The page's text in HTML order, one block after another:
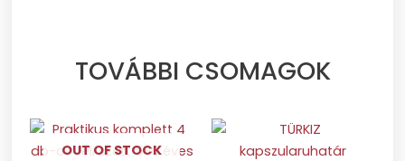
TOVÁBBI CSOMAGOK
OUT OF STOCK